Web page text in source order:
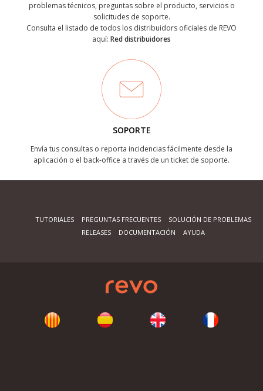
problemas técnicos, preguntas sobre el producto, servicios o
solicitudes de soporte.
Consulta el listado de todos los distribuidors oficiales de REVO
aquí: Red distribuidores
SOPORTE
Envía tus consultas o reporta incidencias fácilmente desde la
aplicación o el back-office a través de un ticket de soporte.
TUTORIALES PREGUNTAS FRECUENTES
SOLUCIÓN DE PROBLEMAS
RELEASES
DOCUMENTACIÓN AYUDA